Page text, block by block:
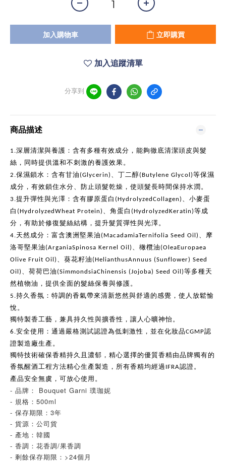
加入購物車 立即購買
加入追蹤清單
分享到
商品描述
1.深層清潔與養護：含有多種有效成分，能夠徹底清潔頭皮與髮
絲，同時提供溫和不刺激的養護效果。
2.保濕鎖水：含有甘油 (Glycerin) 、丁二醇(Butylene Glycol)等保濕
成分，有效鎖住水分、防止頭髮乾燥，使頭髮長時間保持水潤。
3.提升彈性與光澤：含有膠原蛋白 (HydrolyzedCollagen) 、小麥蛋
白 (HydrolyzedWheat Protein) 、角蛋白 (HydrolyzedKeratin)等成
分，有助於修復髮絲結構，提升髮質彈性與光澤。
4.天然成分：富含澳洲堅果油 (MacadamiaTernifolia Seed Oil) 、摩
洛哥堅果油 (ArganiaSpinosa Kernel Oil) 、橄欖油 (OleaEuropaea
Olive Fruit Oil) 、葵花籽油 (HelianthusAnnuus (Sunflower) Seed
Oil) 、荷荷巴油 (SimmondsiaChinensis (Jojoba) Seed Oil)等多種天
然植物油，提供全面的髮絲保養與修護。
5.持久香氛：特調的香氣帶來清新悠然與舒適的感覺，使人放鬆愉
悅。
獨特製香工藝，兼具持久性與擴香性，讓人心曠神怡。
6.安全使用 ：通過嚴格測試認證為低刺激性，並在化妝品CGMP認
證製造廠生產。
獨特技術確保香精持久且濃郁，精心選擇的優質香精由品牌獨有的
香氛醒酒工程方法精心生產製造，所有香精均經過 IFRA認證。
產品安全無虞，可放心使用。
- 品牌： Bouquet Garni 璞珈妮
- 規格：500ml
- 保存期限：3年
- 貨源：公司貨
- 產地：韓國
- 香調：花香調/果香調
- 剩餘保存期限：>24個月